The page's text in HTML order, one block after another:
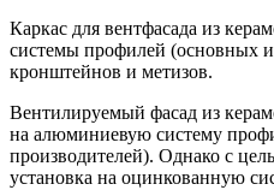
Каркас для вентфасада из
системы профилей (основных
кронштейнов и метизов.
Вентилируемый фасад из
на алюминиевую систему
производителей). Однако с
установка на оцинкованную